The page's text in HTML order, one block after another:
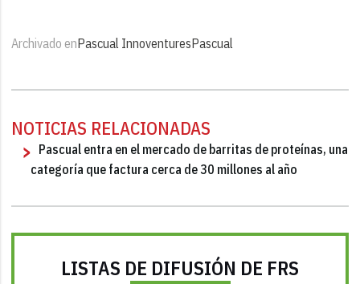
Archivado enPascual InnoventuresPascual
NOTICIAS RELACIONADAS
Pascual entra en el mercado de barritas de proteínas, una
categoría que factura cerca de 30 millones al año
LISTAS DE DIFUSIÓN DE FRS